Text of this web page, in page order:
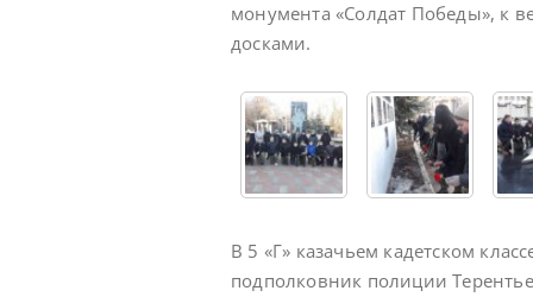
монумента «Солдат Победы», к
досками.
В 5 «Г» казачьем кадетском
подполковник полиции